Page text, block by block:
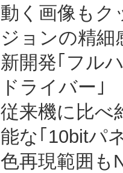
動く画像もク
ジョンの精細
新開発｢フル
ドライバー｣
従来機に比べ
能な｢10bitパ
色再現範囲も